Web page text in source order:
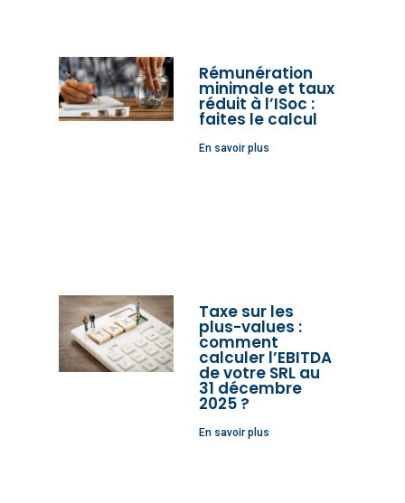
Rémunération
minimale et taux
réduit à l’ISoc :
faites le calcul
En savoir plus
Taxe sur les
plus-values :
comment
calculer l’EBITDA
de votre SRL au
31 décembre
2025 ?
En savoir plus